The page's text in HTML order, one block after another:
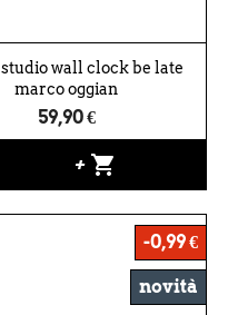
wall clock be late
marco oggian
59,90 €
+ shopping_cart
-0,99 €
novità